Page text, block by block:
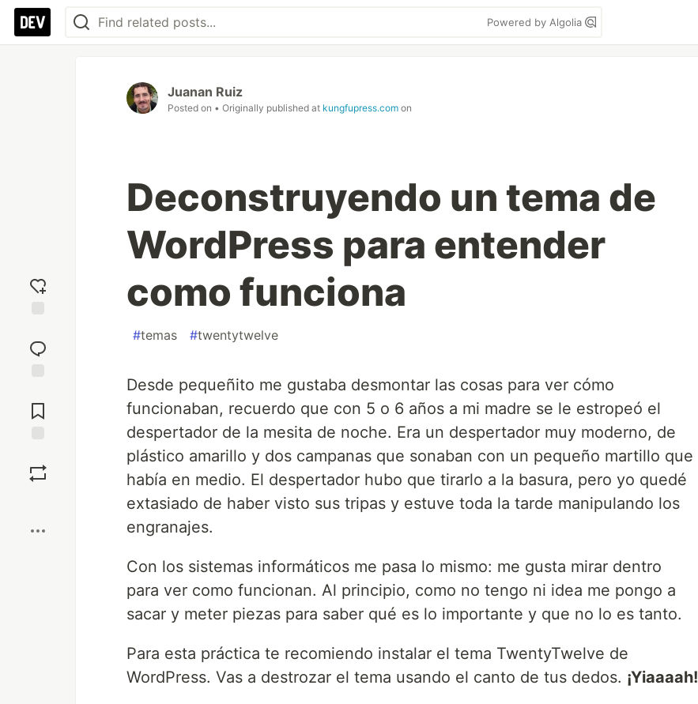
Powered by Algolia
reaction
Comments
Juanan Ruiz
Posted on • Originally published at kungfupress.com on
Deconstruyendo un tema de
WordPress para entender
como funciona
#temas #twentytwelve
Desde pequeñito me gustaba desmontar las cosas para ver cómo
funcionaban, recuerdo que con 5 o 6 años a mi madre se le estropeó el
despertador de la mesita de noche. Era un despertador muy moderno, de
plástico amarillo y dos campanas que sonaban con un pequeño martillo que
había en medio. El despertador hubo que tirarlo a la basura, pero yo quedé
extasiado de haber visto sus tripas y estuve toda la tarde manipulando los
engranajes.
Con los sistemas informáticos me pasa lo mismo: me gusta mirar dentro
para ver como funcionan. Al principio, como no tengo ni idea me pongo a
sacar y meter piezas para saber qué es lo importante y que no lo es tanto.
Para esta práctica te recomiendo instalar el tema TwentyTwelve de
WordPress. Vas a destrozar el tema usando el canto de tus dedos. ¡Yiaaaah!